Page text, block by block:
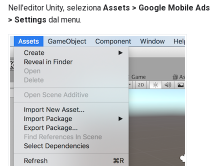
Nell'editor Unity, seleziona Assets > Google Mobile Ads
> Settings dal menu.